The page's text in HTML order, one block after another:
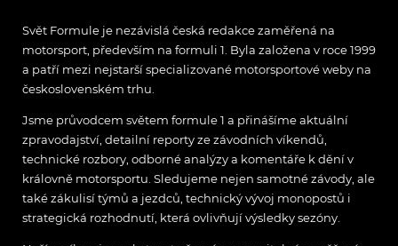
Svět Formule je nezávislá česká redakce zaměřená na
motorsport, především na formuli 1. Byla založena v roce 1999
a patří mezi nejstarší specializované motorsportové weby na
československém trhu.
Jsme průvodcem světem formule 1 a přinášíme aktuální
zpravodajství, detailní reporty ze závodních víkendů,
technické rozbory, odborné analýzy a komentáře k dění v
královně motorsportu. Sledujeme nejen samotné závody, ale
také zákulisí týmů a jezdců, technický vývoj monopostů i
strategická rozhodnutí, která ovlivňují výsledky sezóny.